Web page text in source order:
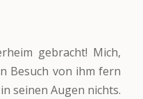
gebracht! Mich,
Besuch von ihm fern
seinen Augen nichts.